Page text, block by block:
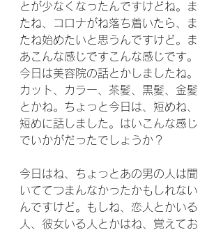
とが少なくなったんですけどね。ま
たね、コロナがね落ち着いたら、ま
たね始めたいと思うんですけど。ま
あこんな感じですこんな感じです。
今日は美容院の話とかしましたね。
カット、カラー、茶髪、黒髪、金髪
とかね。ちょっと今日は、短めね、
短めに話しました。はいこんな感じ
でいかがだったでしょうか？
今日はね、ちょっとあの男の人は聞
いててつまんなかったかもしれない
んですけど。もしね、恋人とかいる
人、彼女いる人とかはね、覚えてお